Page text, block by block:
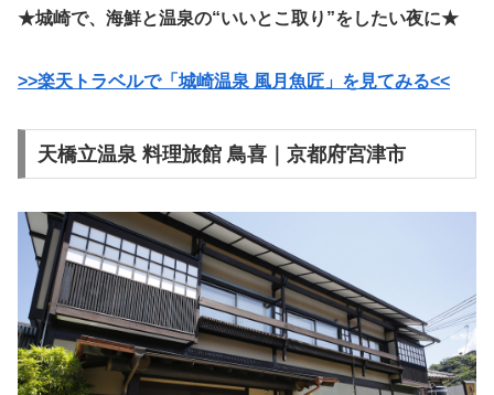
★城崎で、海鮮と温泉の“いいとこ取り”をしたい夜に★
>>楽天トラベルで「城崎温泉 風月魚匠」を見てみる<<
天橋立温泉 料理旅館 鳥喜｜京都府宮津市